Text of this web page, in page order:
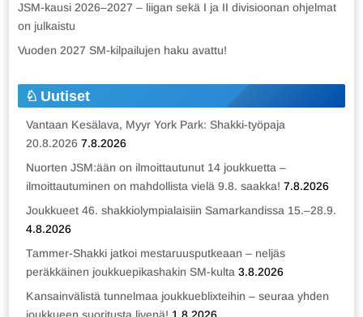
JSM-kausi 2026–2027 – liigan sekä I ja II divisioonan ohjelmat
on julkaistu
Vuoden 2027 SM-kilpailujen haku avattu!
Uutiset
Vantaan Kesälava, Myyr York Park: Shakki-työpaja
20.8.2026 7.8.2026
Nuorten JSM:ään on ilmoittautunut 14 joukkuetta –
ilmoittautuminen on mahdollista vielä 9.8. saakka! 7.8.2026
Joukkueet 46. shakkiolympialaisiin Samarkandissa 15.–28.9.
4.8.2026
Tammer-Shakki jatkoi mestaruusputkeaan – neljäs
peräkkäinen joukkuepikashakin SM-kulta 3.8.2026
Kansainvälistä tunnelmaa joukkueblixteihin – seuraa yhden